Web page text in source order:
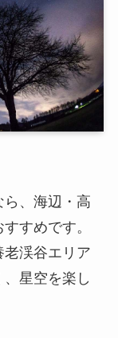
、海辺・高
すめです。
渓谷エリア
星空を楽し